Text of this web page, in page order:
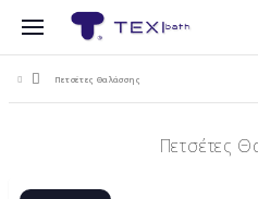
Πετσέτες Θαλάσσης
Πετσέτες